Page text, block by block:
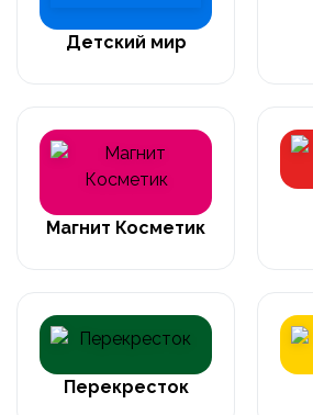
Детский мир
Магнит Косметик
Перекресток